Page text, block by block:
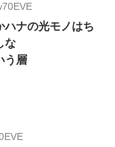
ハナの光モノはち
な
う層